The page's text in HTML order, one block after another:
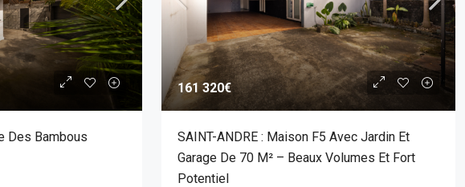
Des Bambous
161 320€
SAINT-ANDRE : Maison F5 Avec Jardin Et
Garage De 70 M² – Beaux Volumes Et Fort
Potentiel